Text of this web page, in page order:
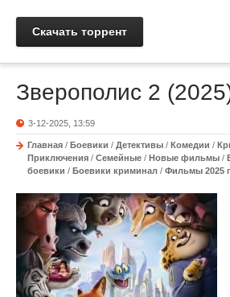
Скачать торрент
Зверополис 2
3-12-2025, 13:59
Главная / Боевики / Детективы / Комедии /
Приключения / Семейные / Новые фильмы /
боевики / Боевики криминал / Фильмы 2025